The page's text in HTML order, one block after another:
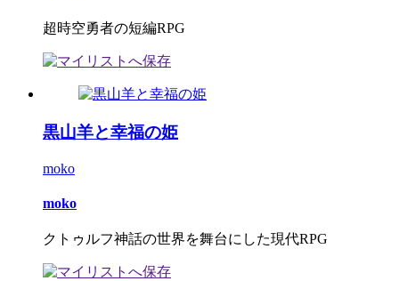
超時空勇者の短編RPG
黒山羊と幸福の姫
moko
moko
クトゥルフ神話の世界を舞台にした現代RPG